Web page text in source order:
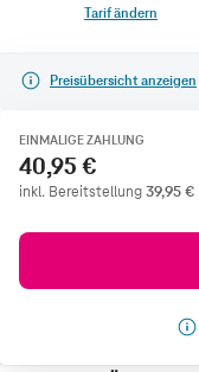
Tarif ändern
Preisübersicht anzeigen
EINMALIGE ZAHLUNG
40,95 €
inkl. Bereitstellung39,95€